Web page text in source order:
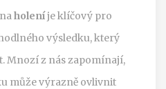
holeníje klíčový pro
výsledku, který
Mnozí z nás zapomínají,
může výrazně ovlivnit